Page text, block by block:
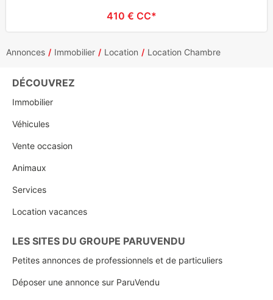
410 € CC*
Annonces Immobilier Location Location Chambre
DÉCOUVREZ
Immobilier
Véhicules
Vente occasion
Animaux
Services
Location vacances
LES SITES DU GROUPE PARUVENDU
Petites annonces de professionnels et de particuliers
Déposer une annonce sur ParuVendu